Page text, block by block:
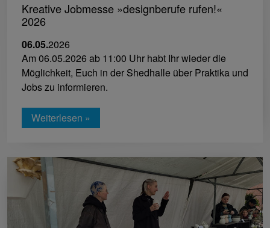
Kreative Jobmesse »designberufe rufen!«
2026
06.05.2026
Am 06.05.2026 ab 11:00 Uhr habt Ihr wieder die
Möglichkeit, Euch in der Shedhalle über Praktika und
Jobs zu informieren.
Weiterlesen »